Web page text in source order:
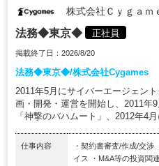
株式会社Ｃｙｇａｍ
法務◆東京◆ 正社員
掲載終了日：2026/8/20
法務◆東京◆/株式会社Cygames
2011年5月にサイバーエージェン
画・開発・運営を開始し、2011年
「神撃のバハムート」、2012年4
仕事内容
・契約書審査/作成/交渉
イス ・M&A等の投資関